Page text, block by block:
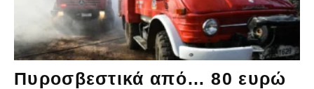
Πυροσβεστικά από… 80 ευρώ